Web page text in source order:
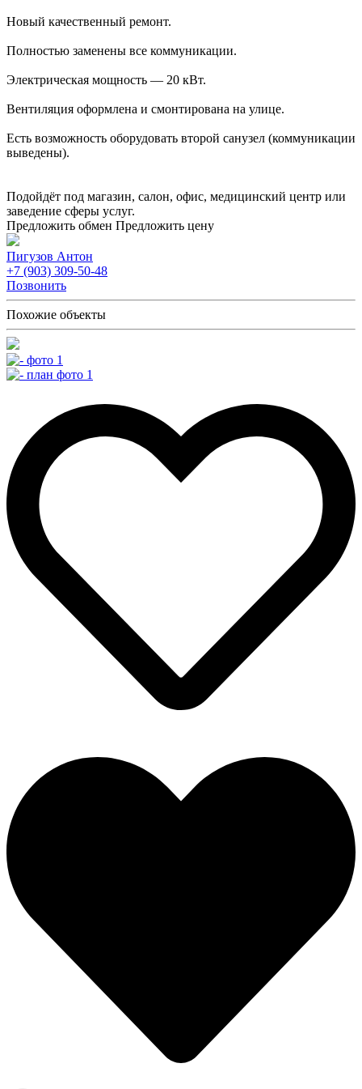
Новый качественный ремонт.
Полностью заменены все коммуникации.
Электрическая мощность — 20 кВт.
Вентиляция оформлена и смонтирована на улице.
Есть возможность оборудовать второй санузел (коммуникации
выведены).
Подойдёт под магазин, салон, офис, медицинский центр или
заведение сферы услуг.
Предложить обмен Предложить цену
Пигузов Антон
+7 (903) 309-50-48
Позвонить
Похожие объекты